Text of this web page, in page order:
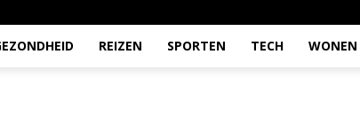
REIZEN SPORTEN TECH WONEN